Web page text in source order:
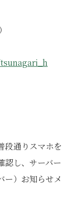
段通りスマホを
認し、サーバー
ー）お知らせメ